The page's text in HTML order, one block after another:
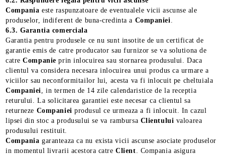
Compania este raspunzatoare de eventualele vicii ascunse ale
produselor, indiferent de buna-credinta a Companiei.
6.3. Garantia comerciala
Garantia pentru produsele ce nu sunt insotite de un certificat de
garantie emis de catre producator sau furnizor se va solutiona de
catreCompanieprin inlocuirea sau stornarea produsului. Daca
clientul va considera necesara inlocuirea unui produs ca urmare a
viciilor sau neconformitailor lui, acesta va fi inlocuit pe cheltuiala
Companiei, in termen de 14 zile calendaristice de la receptia
returului. La solicitarea garantiei este necesar ca clientul sa
returneze Companieiprodusul ce urmeaza a fi inlocuit. In cazul
lipsei din stoc a produsului se va rambursa Clientului valoarea
produsului restituit.
Companiagaranteaza ca nu exista vicii ascunse asociate produselor
in momentul livrarii acestora catreClient. Compania asigura